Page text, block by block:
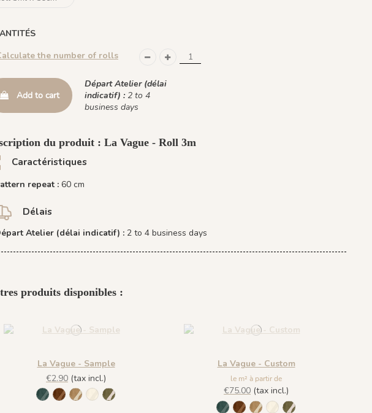
the number of rolls
Add to cart
Départ Atelier (délai
indicatif) : 2 to 4
business days
du produit : La Vague - Roll 3m
Caractéristiques
repeat : 60 cm
Délais
Atelier (délai indicatif) : 2 to 4 business days
produits disponibles :
La Vague - Sample
€2.90 (tax incl.)
1127 - Vert Velours
1134 - Terre Cuivrée
1135 - Ocre Ottoman
1136 - Blanc Nacré
1137 - Olive Feutré
La Vague - Custom
le m² à partir de
€75.00 (tax incl.)
1127 - Vert Velours
1134 - Terre Cuivrée
1135 - Ocre Ottoman
1136 - Blanc Nacré
1137 - Olive Feutré